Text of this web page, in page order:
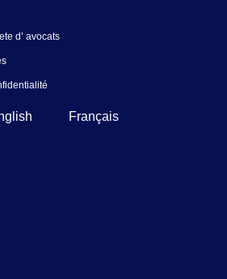
d’ avocats
Français